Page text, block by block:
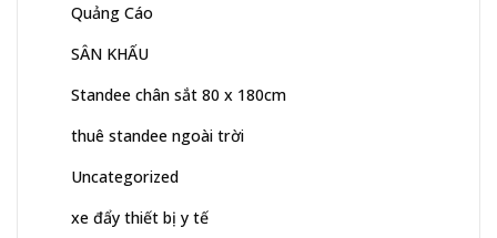
Quảng Cáo
SÂN KHẤU
Standee chân sắt 80 x 180cm
thuê standee ngoài trời
Uncategorized
xe đẩy thiết bị y tế